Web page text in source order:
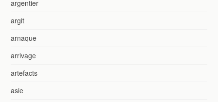
argentier
argit
arnaque
arrivage
artefacts
asie